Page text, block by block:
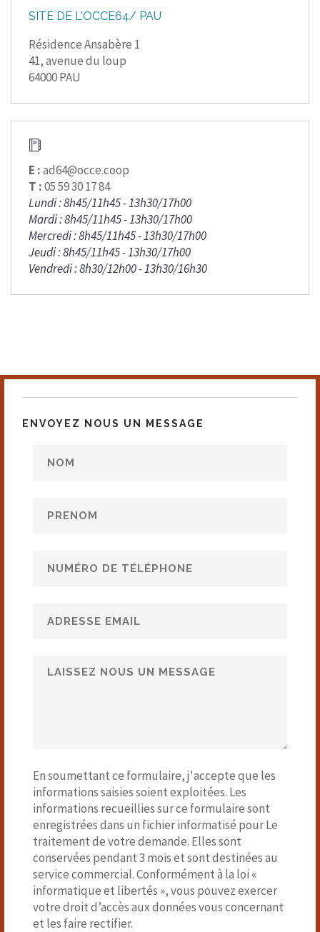
SITE DE L'OCCE64/ PAU
Résidence Ansabère 1
41, avenue du loup
64000 PAU
E :ad64@occe.coop
T :05 59 30 17 84
Lundi : 8h45/11h45 - 13h30/17h00
Mardi : 8h45/11h45 - 13h30/17h00
Mercredi : 8h45/11h45 - 13h30/17h00
Jeudi : 8h45/11h45 - 13h30/17h00
Vendredi : 8h30/12h00 - 13h30/16h30
ENVOYEZ NOUS UN MESSAGE
En soumettant ce formulaire, j'accepte que les
informations saisies soient exploitées. Les
informations recueillies sur ce formulaire sont
enregistrées dans un fichier informatisé pour Le
traitement de votre demande. Elles sont
conservées pendant 3 mois et sont destinées au
service commercial. Conformément à la loi «
informatique et libertés », vous pouvez exercer
votre droit d’accès aux données vous concernant
et les faire rectifier.